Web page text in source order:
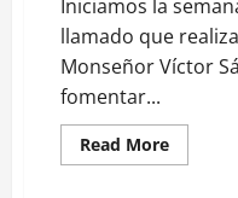
Iniciamos la
llamado que
Monseñor Víctor
fomentar...
Read MoreRead
more